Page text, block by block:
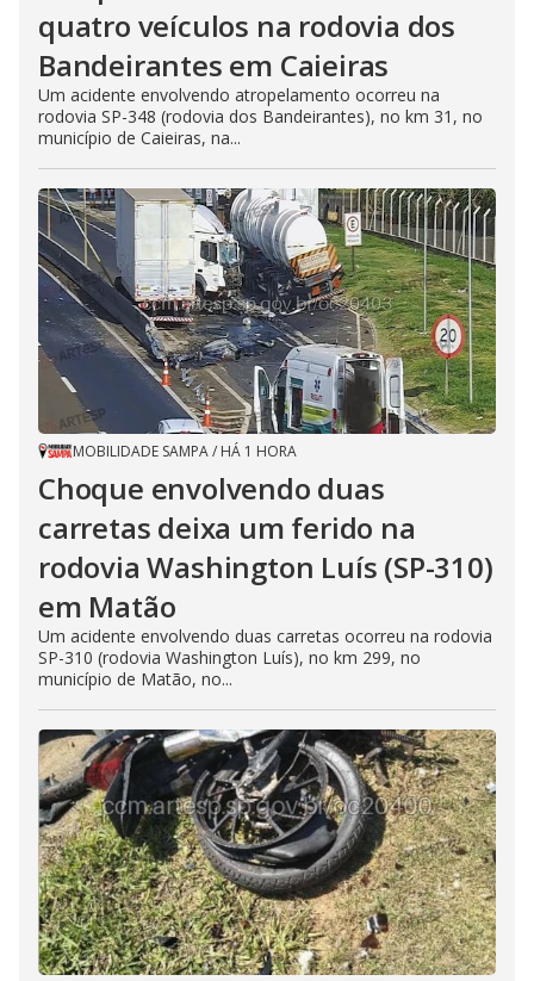
quatro veículos na rodovia dos
Bandeirantes em Caieiras
Um acidente envolvendo atropelamento ocorreu na
rodovia SP-348 (rodovia dos Bandeirantes), no km 31, no
município de Caieiras, na...
MOBILIDADE SAMPA/ HÁ 1 HORA
Choque envolvendo duas
carretas deixa um ferido na
rodovia Washington Luís (SP-310)
em Matão
Um acidente envolvendo duas carretas ocorreu na rodovia
SP-310 (rodovia Washington Luís), no km 299, no
município de Matão, no...